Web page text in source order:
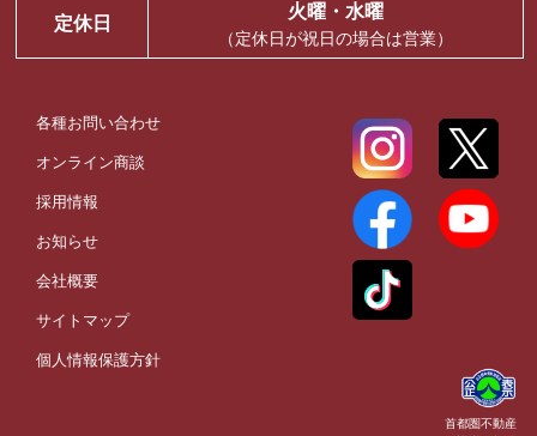
定休日
火曜・水曜
（定休日が祝日の場合は営業）
各種お問い合わせ
オンライン商談
採用情報
お知らせ
会社概要
サイトマップ
個人情報保護方針
首都圏不動産